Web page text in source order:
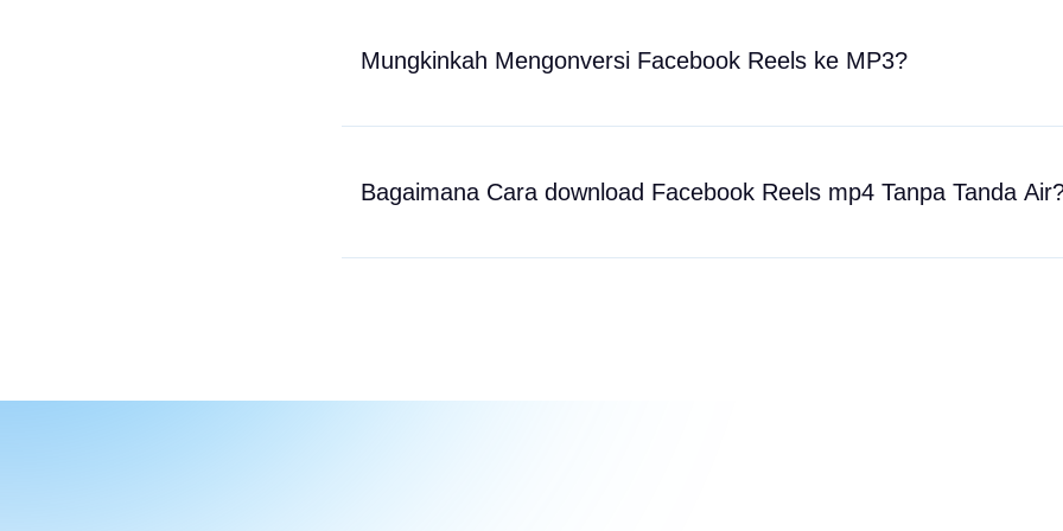
Mungkinkah Mengonversi Facebook Reels ke MP3?
Bagaimana Cara download Facebook Reels mp4 Tanpa Tanda